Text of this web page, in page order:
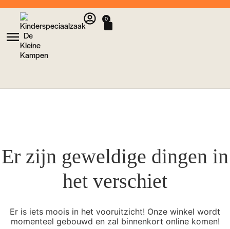
0
Er zijn geweldige dingen in
het verschiet
Er is iets moois in het vooruitzicht! Onze winkel wordt
momenteel gebouwd en zal binnenkort online komen!